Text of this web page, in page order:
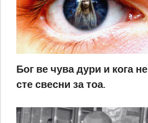
Бог ве чува дури и кога не
сте свесни за тоа.